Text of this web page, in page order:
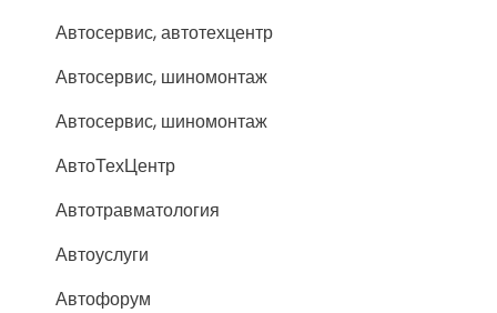
Автосервис, автотехцентр
Автосервис, шиномонтаж
Автосервис, шиномонтаж
АвтоТехЦентр
Автотравматология
Автоуслуги
Автофорум